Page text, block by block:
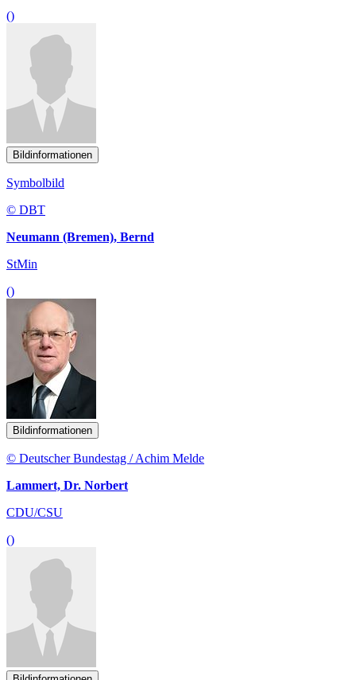
()
Bildinformationen
Symbolbild
© DBT
Neumann (Bremen), Bernd
StMin
()
Bildinformationen
© Deutscher Bundestag / Achim Melde
Lammert, Dr. Norbert
CDU/CSU
()